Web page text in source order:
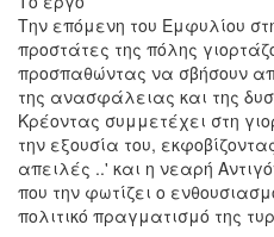
Tην επόμενη του Εμφυλίου
προστάτες της πόλης
προσπαθώντας να σβήσουν
της ανασφάλειας και της
Κρέοντας συμμετέχει στη
την εξουσία του,
απειλές ..' και η νεαρή
που την φωτίζει ο
πολιτικό πραγματισμό της